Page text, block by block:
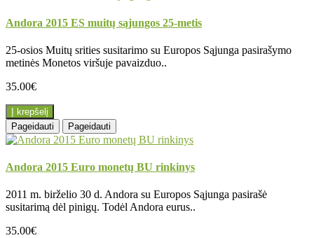
Andora 2015 ES muitų sąjungos 25-metis
25-osios Muitų srities susitarimo su Europos Sąjunga pasirašymo
metinės Monetos viršuje pavaizduo..
35.00€
Į krepšelį
Pageidauti
Pageidauti
Andora 2015 Euro monetų BU rinkinys
2011 m. birželio 30 d. Andora su Europos Sąjunga pasirašė
susitarimą dėl pinigų. Todėl Andora eurus..
35.00€